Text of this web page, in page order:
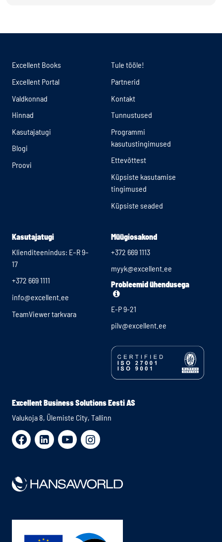
Excellent Books
Excellent Portal
Valdkonnad
Hinnad
Kasutajatugi
Blogi
Proovi
Tule tööle!
Partnerid
Kontakt
Tunnustused
Programmi
kasutustingimused
Ettevõttest
Küpsiste kasutamise
tingimused
Küpsiste seaded
Kasutajatugi
Klienditeenindus: E–R 9–
17
+372 669 1111
info@excellent.ee
TeamViewer tarkvara
Müügiosakond
+372 669 1113
myyk@excellent.ee
Probleemid ühendusega
E-P 9-21
pilv@excellent.ee
Excellent Business Solutions Eesti AS
Valukoja 8, Ülemiste City, Tallinn